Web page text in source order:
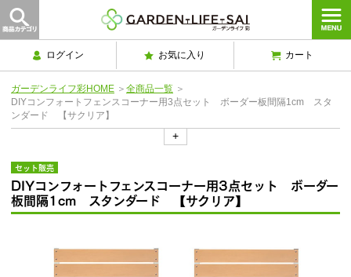
ログイン お気に入り カート
ガーデンライフ彩HOME ＞ 全商品一覧 ＞
DIYコンフォートフェンスコーナー用3点セット ボーダー板間隔1cm スタ
ンダード 【サクリア】
+
セット販売
DIYコンフォートフェンスコーナー用3点セット ボーダー
板間隔1cm スタンダード 【サクリア】